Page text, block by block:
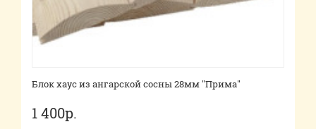
Блок хаус из ангарской сосны 28мм "Прима"
1 400р.